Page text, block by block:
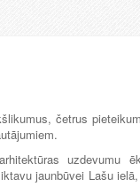
četrus
uzdevumu
jaunbūvei Lašu